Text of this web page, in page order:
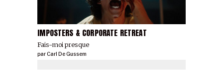
IMPOSTERS & CORPORATE RETREAT
Fais-moi presque
parCarl De Gussem